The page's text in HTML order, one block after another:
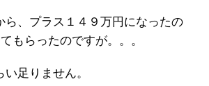
ら、プラス１４９万円になったの
もらったのですが。。。
足りません。